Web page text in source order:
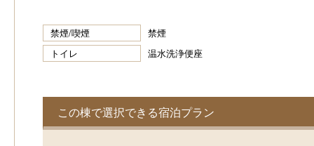
e
vi
o
s
禁煙/喫煙
禁煙
トイレ
温水洗浄便座
この棟で選択できる宿泊プラン